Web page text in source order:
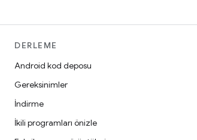
DERLEME
Android kod deposu
Gereksinimler
İndirme
İkili programları önizle